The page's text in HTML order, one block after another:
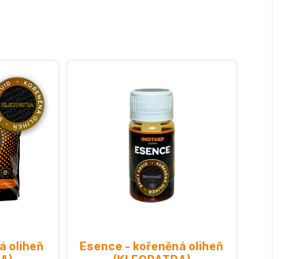
oliheň
Esence - kořeněná oliheň